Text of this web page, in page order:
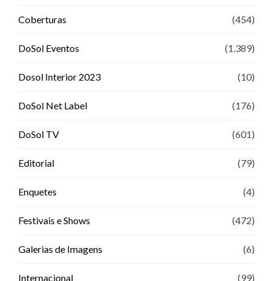
Coberturas (454)
DoSol Eventos (1.389)
Dosol Interior 2023 (10)
DoSol Net Label (176)
DoSol TV (601)
Editorial (79)
Enquetes (4)
Festivais e Shows (472)
Galerias de Imagens (6)
Internacional (99)